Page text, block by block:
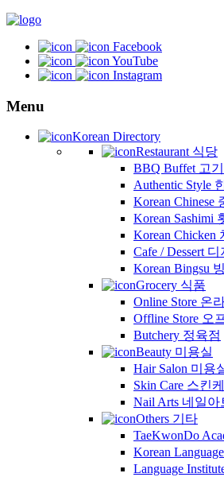
Facebook
YouTube
Instagram
Menu
Korean Directory
Restaurant 식당
BBQ Buffet 고기
Authentic Style
Korean Chinese
Korean Sashimi
Korean Chicken
Cafe / Dessert
Korean Bingsu
Grocery 식품
Online Store 온
Offline Store 오
Butchery 정육점
Beauty 미용실
Hair Salon 미용
Skin Care 스킨
Nail Arts 네일아
Others 기타
TaeKwonDo
Korean
Language